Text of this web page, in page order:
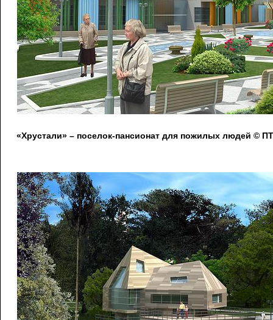
«Хрустали» – поселок-пансионат для пожилых людей ©